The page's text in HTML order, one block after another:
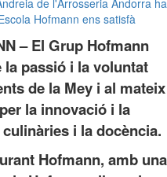
– El Grup Hofmann
passió i la voluntat
de la Mey i al mateix
la innovació i la
i la docència.
Hofmann, amb una